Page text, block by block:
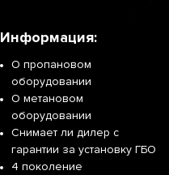
Информация:
О пропановом
оборудовании
О метановом
оборудовании
Снимает ли дилер с
гарантии за установку ГБО
4 поколение